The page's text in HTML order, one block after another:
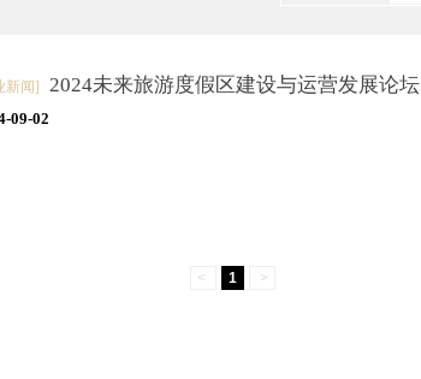
新闻] 2024未来旅游度假区建设与运营发展论坛
09-02
< 1 >